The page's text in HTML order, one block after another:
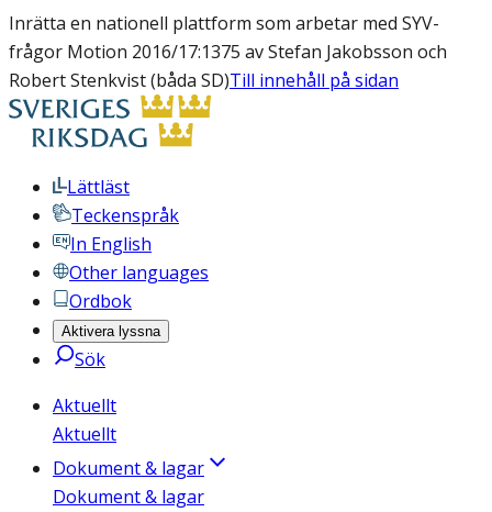
Inrätta en nationell plattform som arbetar med SYV-
frågor Motion 2016/17:1375 av Stefan Jakobsson och
Robert Stenkvist (båda SD)Till innehåll på sidan
Lättläst
Teckenspråk
In English
Other languages
Ordbok
Aktivera lyssna
Sök
Aktuellt
Aktuellt
Dokument & lagar
Dokument & lagar